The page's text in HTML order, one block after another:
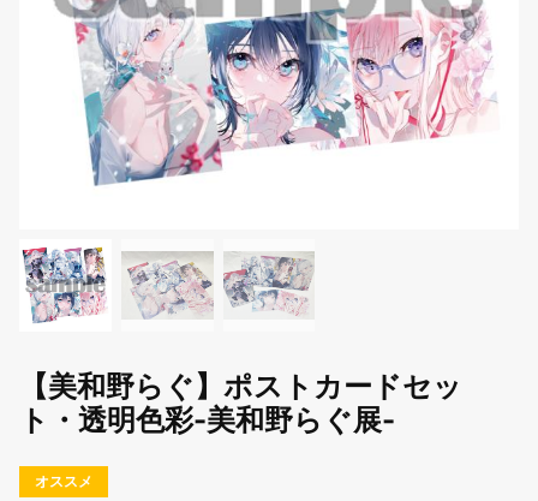
【美和野らぐ】ポストカードセッ
ト・透明色彩-美和野らぐ展-
オススメ